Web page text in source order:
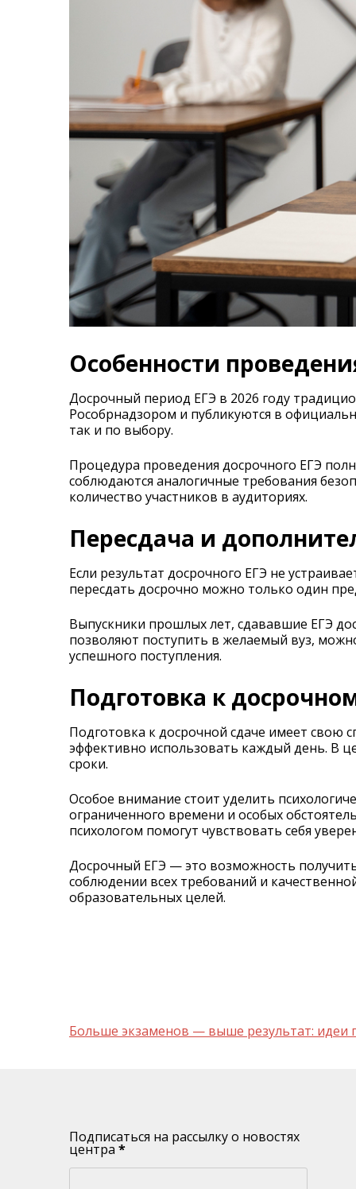
Особенности
Досрочный период ЕГЭ в 2026 году
Рособрнадзором и публикуются в
так и по выбору.
Процедура проведения досрочного ЕГЭ
соблюдаются аналогичные требования
количество участников в аудиториях.
Пересдача и
Если результат досрочного ЕГЭ не
пересдать досрочно можно только один
Выпускники прошлых лет, сдававшие ЕГЭ
позволяют поступить в желаемый вуз,
успешного поступления.
Подготовка к
Подготовка к досрочной сдаче имеет свою
эффективно использовать каждый день. В
сроки.
Особое внимание стоит уделить
ограниченного времени и особых
психологом помогут чувствовать себя
Досрочный ЕГЭ — это возможность
соблюдении всех требований и
образовательных целей.
Навигация
по
Больше экзаменов — выше результат: идеи
Подписаться на рассылку о новостях
центра *